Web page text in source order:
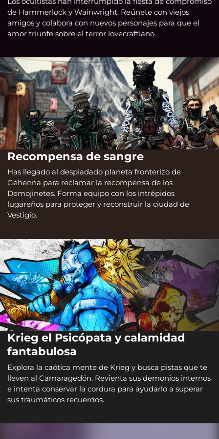
de Hammerlock y Wainwright. Reúnete con viejos
amigos y colabora con nuevos personajes para que el
amor triunfe sobre el terror lovecraftiano.
Recompensa de sangre
Has llegado al despiadado planeta fronterizo de
Gehenna para reclamar la recompensa de los
Demojinetes. Forma equipo con los intrépidos
lugareños para proteger y reconstruir la ciudad de
Vestigio.
Krieg el Psicópata y calamidad
fantabulosa
Explora la caótica mente de Krieg y busca pistas que te
lleven al Camaragedón. Revienta sus demonios internos
e intenta conservar la cordura para ayudarlo a superar
sus traumáticos recuerdos.